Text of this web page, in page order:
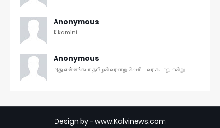
Anonymous
K.kamini
Anonymous
அது என்னங்கடா தமிழன் வரலாறு வெளிய வர கூடாது என்று ...
Design by - www.Kalvinews.com